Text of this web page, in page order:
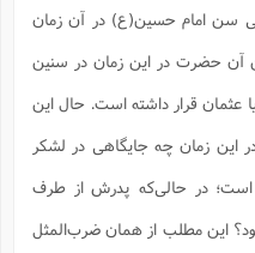
سن امام حسین(ع) در آن زمان
آن حضرت در این زمان در سنین
قرار داشته است. حال این
زمان چه جایگاهی در لشکر
است؛ ‌در حالی‌که پدرش از طرف
این مطلب از همان ضرب‌المثل